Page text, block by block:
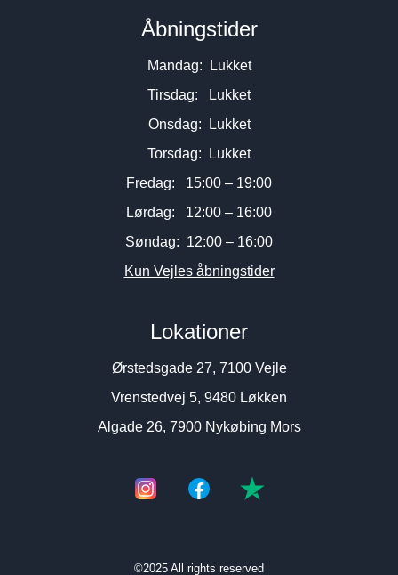
Åbningstider
Mandag: Lukket
Tirsdag: Lukket
Onsdag: Lukket
Torsdag: Lukket
Fredag: 15:00 – 19:00
Lørdag: 12:00 – 16:00
Søndag: 12:00 – 16:00
Kun Vejles åbningstider
Lokationer
Ørstedsgade 27, 7100 Vejle
Vrenstedvej 5, 9480 Løkken
Algade 26, 7900 Nykøbing Mors
©2025 All rights reserved